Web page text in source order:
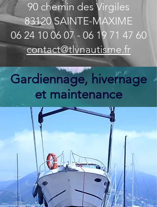
90 chemin des Virgiles
83120 SAINTE-MAXIME
​​06 24 10 06 07 - 06 19 71 47 60
contact@tlvnautisme.fr
Gardiennage, hivernage
et maintenance